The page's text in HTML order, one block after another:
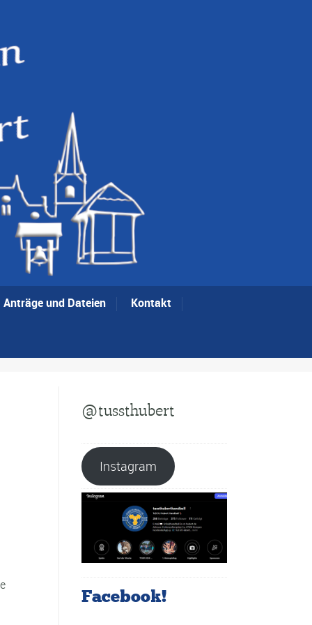
Anträge und Dateien Kontakt
@tussthubert
Instagram
Facebook!